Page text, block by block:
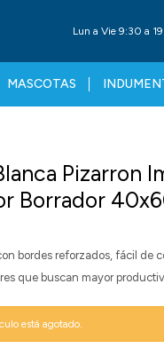
MASCOTAS
Lun a Vie 9:30 a
Pizarron
Borrador
bordes reforzados, fácil de
que buscan mayor
está agotado.